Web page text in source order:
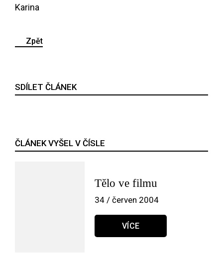
Karina
Zpět
SDÍLET ČLÁNEK
ČLÁNEK VYŠEL V ČÍSLE
Tělo ve filmu
34 / červen 2004
VÍCE